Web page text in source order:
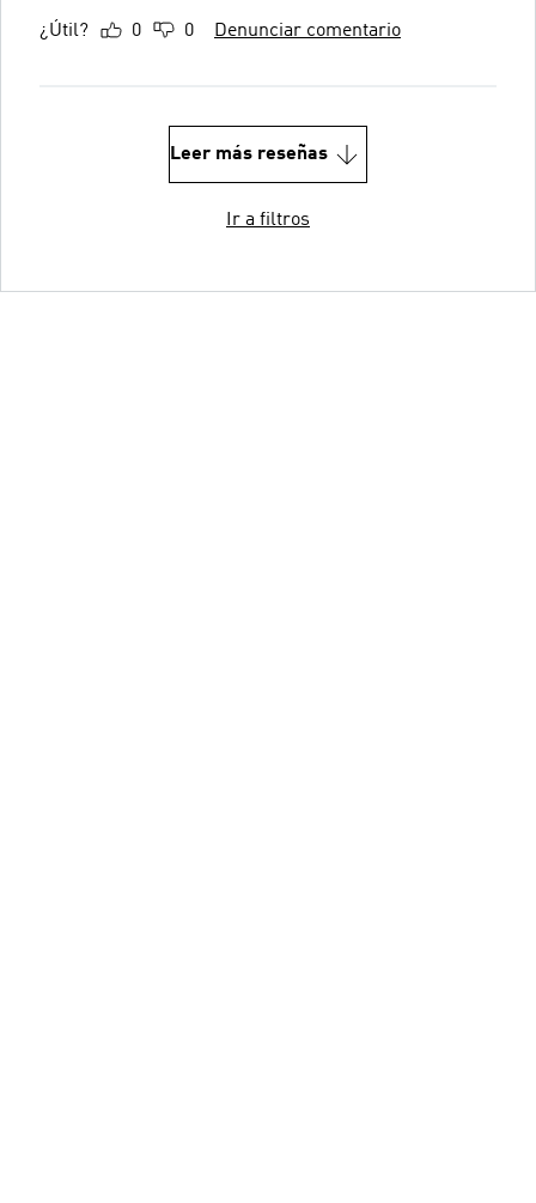
¿Útil? 0 0 Denunciar comentario
Leer más reseñas
Ir a filtros